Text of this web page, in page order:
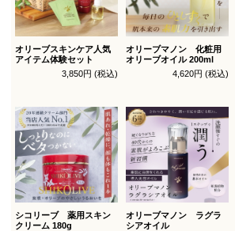
オリーブスキンケア人気
アイテム体験セット
3,850円 (税込)
オリーブマノン 化粧用
オリーブオイル 200ml
4,620円 (税込)
シコリーブ 薬用スキン
クリーム 180g
オリーブマノン ラグラ
シアオイル